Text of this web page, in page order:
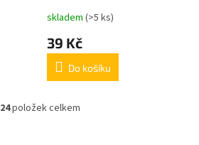
401117002
skladem (>5 ks)
39 Kč
Do košíku
O
24položek celkem